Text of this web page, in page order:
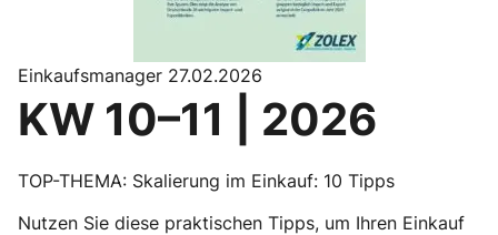
Einkaufsmanager 27.02.2026
KW 10–11 | 2026
TOP-THEMA: Skalierung im Einkauf: 10 Tipps
Nutzen Sie diese praktischen Tipps, um Ihren Einkauf